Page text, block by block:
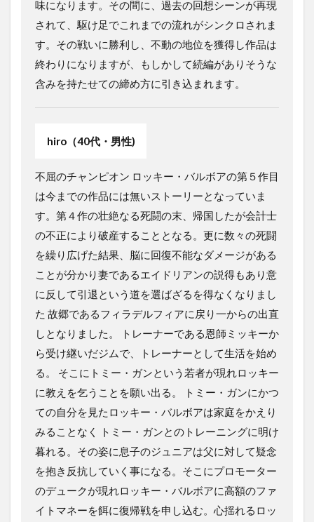
味になります。その間に、過去の回想シーンが再現
されて、駆け足でこれまでの流れがシンクロされま
す。その戦いに勝利し、不動の地位を獲得し作品は
終わりになりますが、もしかして続編がありそうな
含みを持たせての締め方に引き込まれます。
hiro（40代・男性)
不屈のチャンピオン ロッキー・バルボアの第５作目
は今までの作品には無いストーリーとなっていま
す。第４作の壮絶なる死闘の末、帰国したが会計士
の不正により破産することとなる。更に数々の死闘
を繰り広げた結果、脳に回復不能なダメージがある
ことが分かり妻であるエイドリアンの説得もあり意
に反して引退という道を選ばざるを得なくなりまし
た 故郷であるフィラデルフィアに戻り一からの出直
しとなりました。 トレーナーである恩師ミッキーか
ら受け継いだジムで、トレーナーとして生活を始め
る。 そこにトミー・ガンという若者が現れロッキー
に教えを乞うことを願い出る。 トミー・ガンにかつ
ての自分を見たロッキー・バルボアは家庭をかえり
みることなく トミー・ガンとのトレーニングに明け
暮れる。その姿に息子のジュニアは父に対して疑念
を抱き反抗していく事になる。そこにプロモーター
のデュークが現れロッキー・バルボアに高額のファ
イトマネーを餌に復帰戦を申し込む。心揺れるロッ